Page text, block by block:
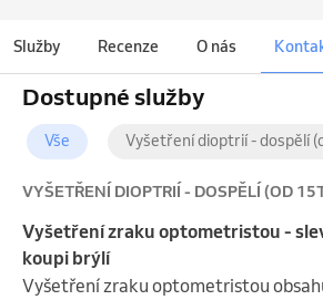
Služby Recenze O nás
Dostupné služby
Vše Vyšetření dioptrií - dospělí
VYŠETŘENÍ DIOPTRIÍ - DOSPĚLÍ (OD
Vyšetření zraku optometristou -
koupi brýlí
Vyšetření zraku optometristou